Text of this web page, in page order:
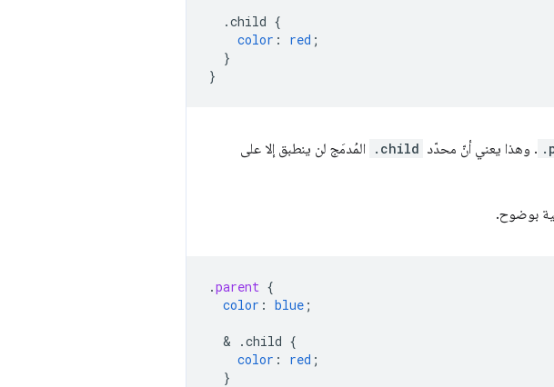
.child {
color : red ;
}
}
. وهذا يعني أنّ محدّد .child
المُدمَج لن ينطبق إلا على
بوضوح.
.parent {
color : blue ;
  &
.child {
color : red ;
}